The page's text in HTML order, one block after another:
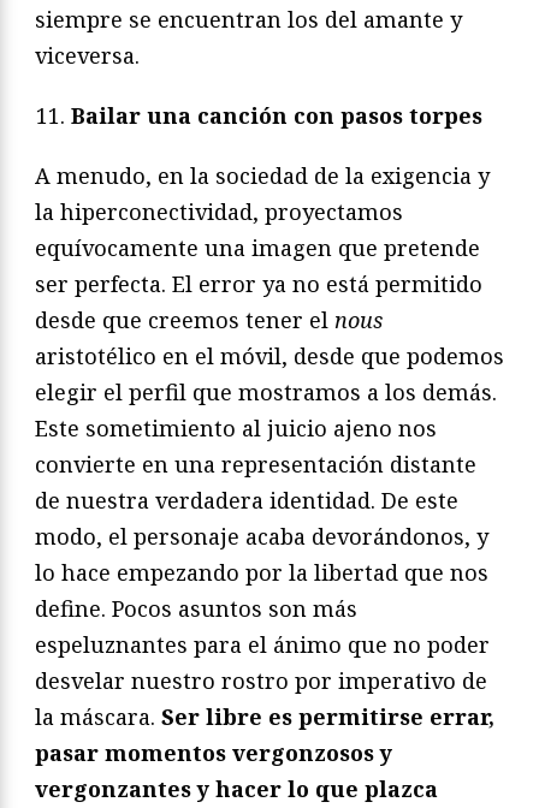
siempre se encuentran los del amante y
viceversa.
Bailar una canción con pasos torpes
A menudo, en la sociedad de la exigencia y
la hiperconectividad, proyectamos
equívocamente una imagen que pretende
ser perfecta. El error ya no está permitido
desde que creemos tener el nous
aristotélico en el móvil, desde que podemos
elegir el perfil que mostramos a los demás.
Este sometimiento al juicio ajeno nos
convierte en una representación distante
de nuestra verdadera identidad. De este
modo, el personaje acaba devorándonos, y
lo hace empezando por la libertad que nos
define. Pocos asuntos son más
espeluznantes para el ánimo que no poder
desvelar nuestro rostro por imperativo de
la máscara. Ser libre es permitirse errar,
pasar momentos vergonzosos y
vergonzantes y hacer lo que plazca